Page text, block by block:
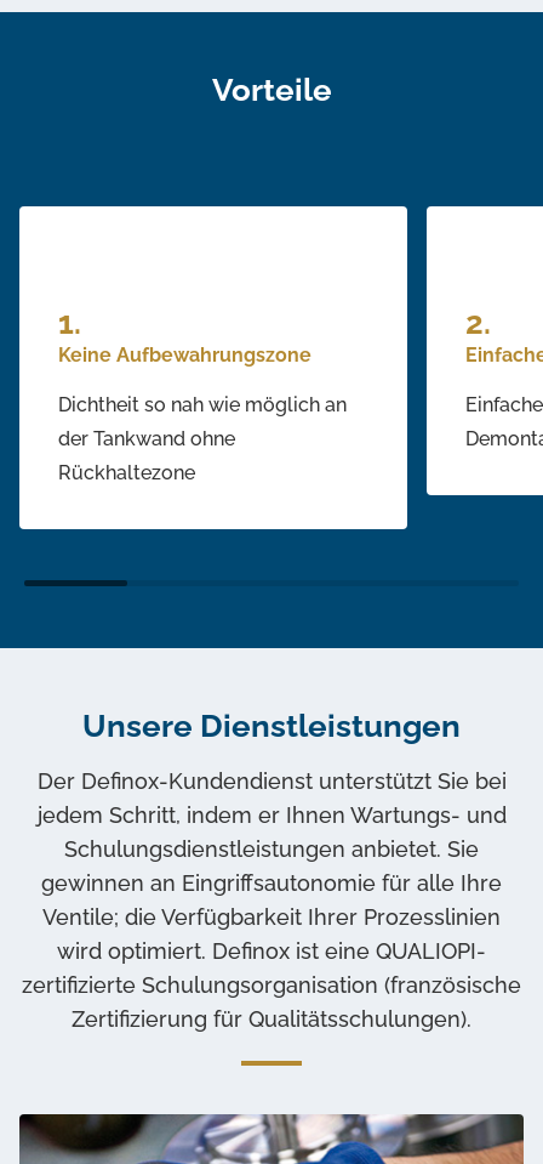
Vorteile
Keine Aufbewahrungszone
Dichtheit so nah wie möglich an
der Tankwand ohne
Rückhaltezone
Unsere Dienstleistungen
Der Definox-Kundendienst unterstützt Sie bei
jedem Schritt, indem er Ihnen Wartungs- und
Schulungsdienstleistungen anbietet. Sie
gewinnen an Eingriffsautonomie für alle Ihre
Ventile; die Verfügbarkeit Ihrer Prozesslinien
wird optimiert. Definox ist eine QUALIOPI-
zertifizierte Schulungsorganisation (französische
Zertifizierung für Qualitätsschulungen).